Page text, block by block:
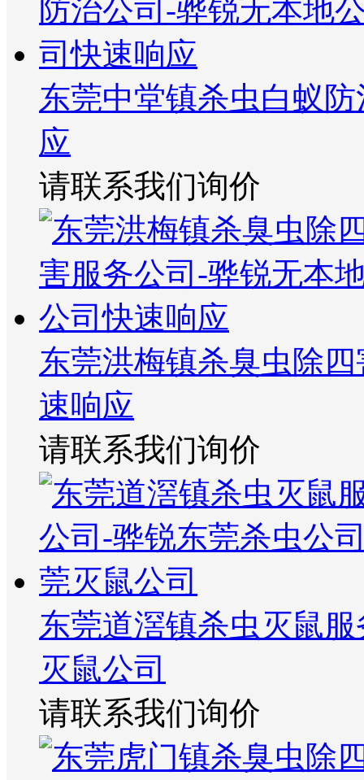
东莞中堂镇杀虫白蚁
应
请联系我们询价
东莞洪梅镇杀臭虫除
速响应
请联系我们询价
东莞道滘镇杀虫灭鼠
灭鼠公司
请联系我们询价